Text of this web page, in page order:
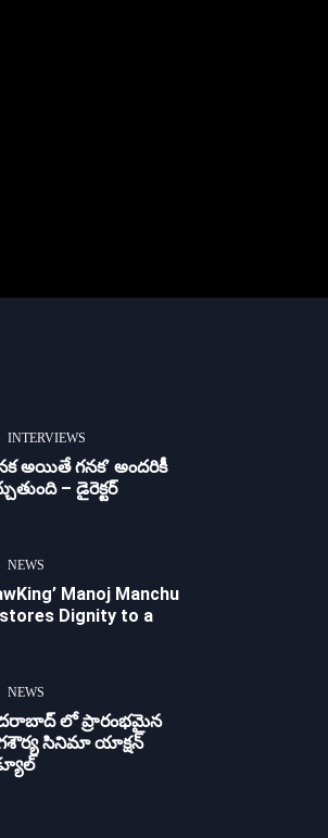
INTERVIEWS
అయితే గ‌న‌క‌’ అందరికీ
– డైరెక్ట‌ర్
NEWS
Manoj Manchu
Dignity to a
NEWS
లో ప్రారంభమైన
సినిమా యాక్షన్